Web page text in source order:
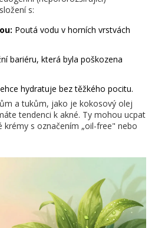
s:
Poutá vodu v horních vrstvách
bariéru, která byla poškozena
hydratuje bez těžkého pocitu.
a tukům, jako je kokosový olej
tendenci k akné. Ty mohou ucpat
krémy s označením „oil-free" nebo